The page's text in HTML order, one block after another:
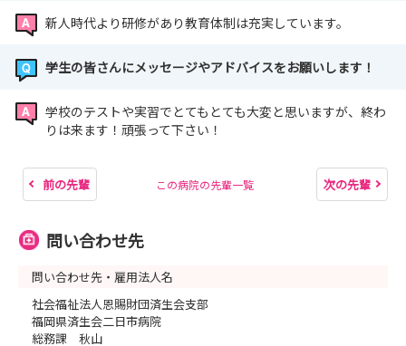
新人時代より研修があり教育体制は充実しています。
学生の皆さんにメッセージやアドバイスをお願いします！
学校のテストや実習でとてもとても大変と思いますが、終わ
りは来ます！頑張って下さい！
前の先輩 この病院の先輩一覧 次の先輩
問い合わせ先
問い合わせ先・雇用法人名
社会福祉法人恩賜財団済生会支部
福岡県済生会二日市病院
総務課 秋山